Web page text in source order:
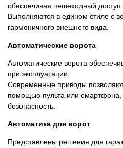
обеспечивая пешеходный доступ.
Выполняются в едином стиле с
гармоничного внешнего вида.
Автоматические ворота
Автоматические ворота
при эксплуатации.
Современные приводы
помощью пульта или смартфона,
безопасность.
Автоматика для ворот
Представлены решения для